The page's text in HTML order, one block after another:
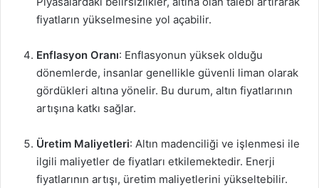
fiyatların yükselmesine yol açabilir.
Enflasyon Oranı: Enflasyonun yüksek olduğu
dönemlerde, insanlar genellikle güvenli liman olarak
gördükleri altına yönelir. Bu durum, altın fiyatlarının
artışına katkı sağlar.
Üretim Maliyetleri: Altın madenciliği ve işlenmesi ile
ilgili maliyetler de fiyatları etkilemektedir. Enerji
fiyatlarının artışı, üretim maliyetlerini yükseltebilir.